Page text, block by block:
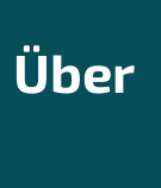
Über